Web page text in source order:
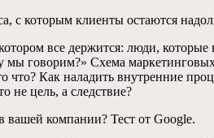
с которым клиенты остаются
все держится: люди,
мы говорим?» Схема
что? Как наладить внутренние
не цель, а следствие?
вашей компании? Тест от Google.